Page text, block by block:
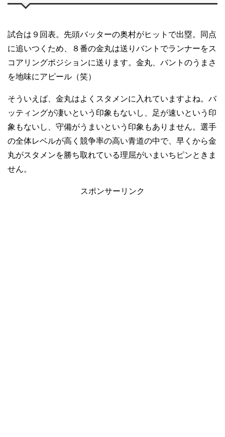
試合は９回表。先頭バッターの奥村がヒットで出塁。同点
に追いつくため、８番の金丸は送りバントでランナーをス
コアリングポジションに送ります。金丸、バントのうまさ
を地味にアピール（笑）
そういえば、金丸はよくスタメンに入れていますよね。バ
ッティングが凄いという印象もないし、足が速いという印
象もないし、守備がうまいという印象もありません。選手
の全体レベルが高く競争率の高い青道の中で、早くから金
丸がスタメンを勝ち取れている理屈がいまいちピンときま
せん。
スポンサーリンク